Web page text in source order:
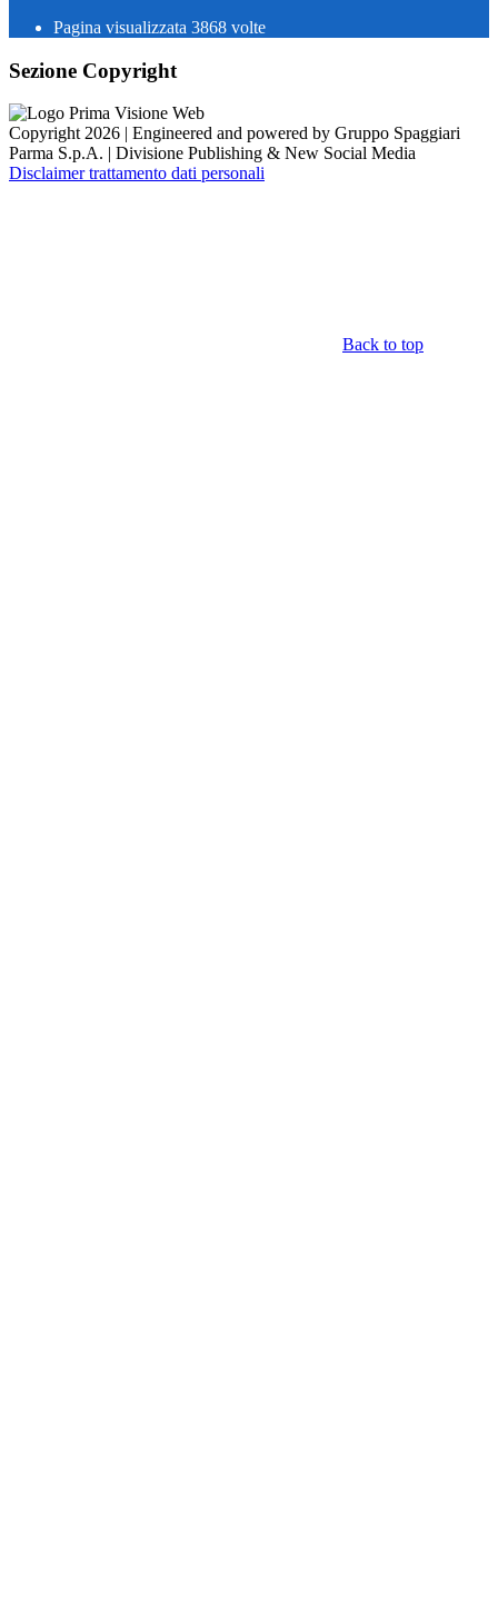
Pagina visualizzata 3868 volte
Sezione Copyright
Copyright 2026 | Engineered and powered by Gruppo Spaggiari
Parma S.p.A. | Divisione Publishing & New Social Media
Disclaimer trattamento dati personali
Back to top